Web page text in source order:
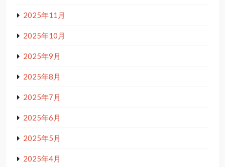
2025年11月
2025年10月
2025年9月
2025年8月
2025年7月
2025年6月
2025年5月
2025年4月